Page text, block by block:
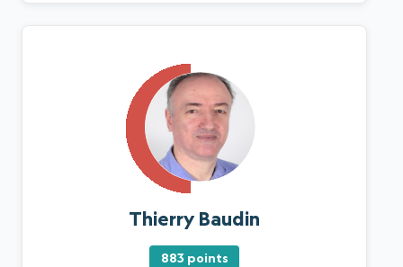
Thierry Baudin
883 points